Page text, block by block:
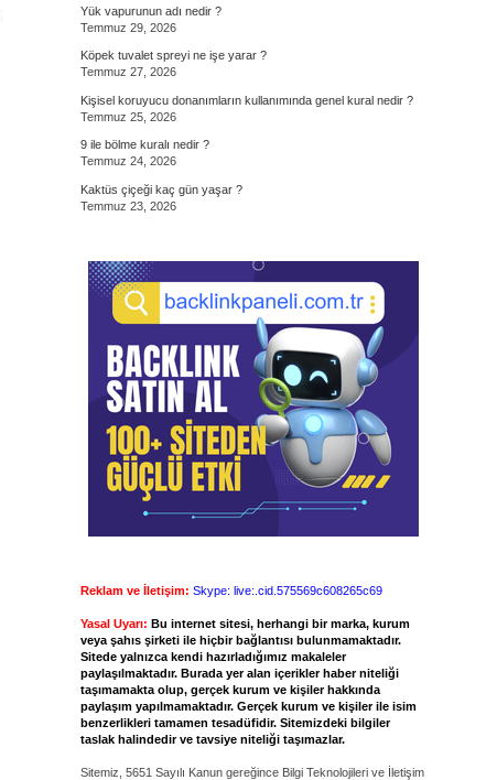
Yük vapurunun adı nedir ?
Temmuz 29, 2026
Köpek tuvalet spreyi ne işe yarar ?
Temmuz 27, 2026
Kişisel koruyucu donanımların kullanımında genel kural nedir ?
Temmuz 25, 2026
9 ile bölme kuralı nedir ?
Temmuz 24, 2026
Kaktüs çiçeği kaç gün yaşar ?
Temmuz 23, 2026
Reklam ve İletişim: Skype: live:.cid.575569c608265c69
Yasal Uyarı: Bu internet sitesi, herhangi bir marka, kurum
veya şahıs şirketi ile hiçbir bağlantısı bulunmamaktadır.
Sitede yalnızca kendi hazırladığımız makaleler
paylaşılmaktadır. Burada yer alan içerikler haber niteliği
taşımamakta olup, gerçek kurum ve kişiler hakkında
paylaşım yapılmamaktadır. Gerçek kurum ve kişiler ile isim
benzerlikleri tamamen tesadüfidir. Sitemizdeki bilgiler
taslak halindedir ve tavsiye niteliği taşımazlar.
Sitemiz, 5651 Sayılı Kanun gereğince Bilgi Teknolojileri ve İletişim